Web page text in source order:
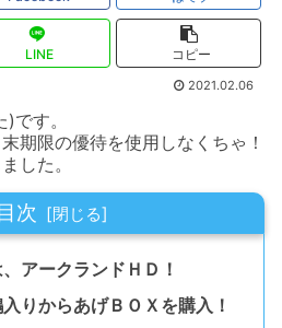
LINE コピー
2021.02.06
です。
期限の優待を使用しなくちゃ！
した。
次
アークランドＨＤ！
りからあげＢＯＸを購入！